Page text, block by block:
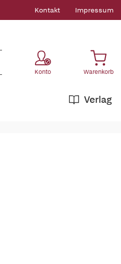
Kontakt Impressum
Konto Warenkorb
Verlag